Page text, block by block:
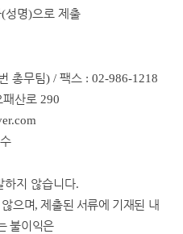
(성명)으로 제출
총무팀) / 팩스 : 02-986-1218
산로 290
하지 않습니다.
으며,제출된 서류에 기재된 내
불이익은